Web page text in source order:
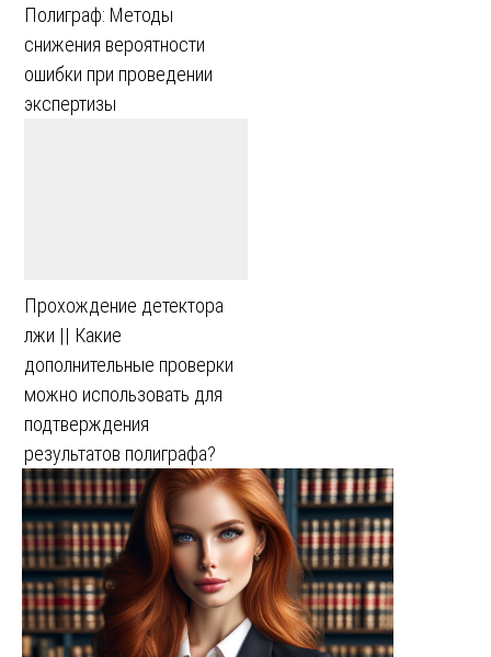
Полиграф: Методы
снижения вероятности
ошибки при проведении
экспертизы
Прохождение детектора
лжи || Какие
дополнительные проверки
можно использовать для
подтверждения
результатов полиграфа?